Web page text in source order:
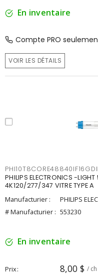
En inventaire
Compte PRO
VOIR LES DÉTAILS
PHILIPS ELECTRONICS -
4K120/277/347 VITRE TYPE A
Manufacturier :
PHILIPS
# Manufacturier : 553230
En inventaire
Prix 8,00 $ / ch